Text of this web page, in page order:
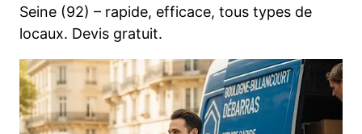
Seine (92) – rapide, efficace, tous types de
locaux. Devis gratuit.